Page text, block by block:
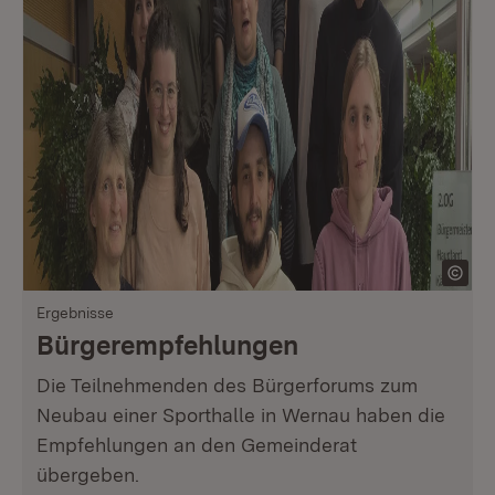
Ergebnisse
Bürgerempfehlungen
Die Teilnehmenden des Bürgerforums zum
Neubau einer Sporthalle in Wernau haben die
Empfehlungen an den Gemeinderat
übergeben.